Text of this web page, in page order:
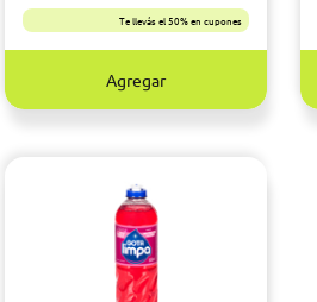
Te llevás el 50% en cupones
Agregar